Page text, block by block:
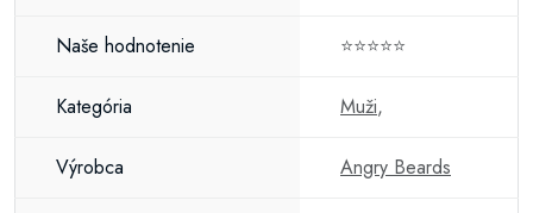
Naše hodnotenie ⭐⭐⭐⭐⭐
Kategória Muži,
Výrobca Angry Beards